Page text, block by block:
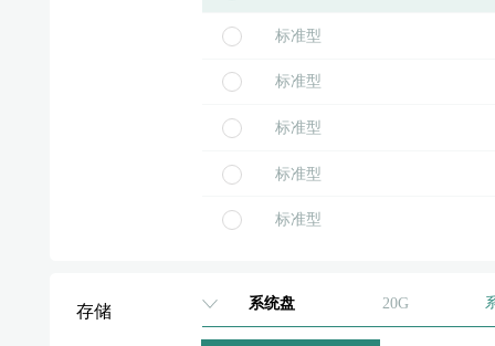
标准型
标准型
标准型
标准型
标准型
标准型
存储 系统盘 20G